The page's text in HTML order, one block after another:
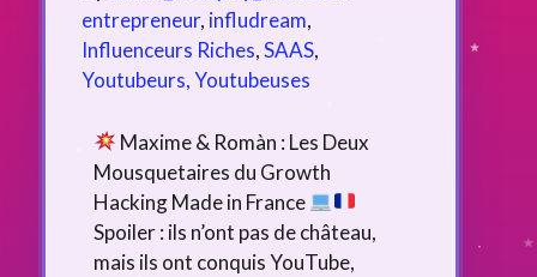
entrepreneur, infludream,
Influenceurs Riches,SAAS,
Youtubeurs, Youtubeuses
Maxime & Romàn : Les Deux
Mousquetaires du Growth
Hacking Made in France
Spoiler : ils n’ont pas de château,
mais ils ont conquis YouTube,